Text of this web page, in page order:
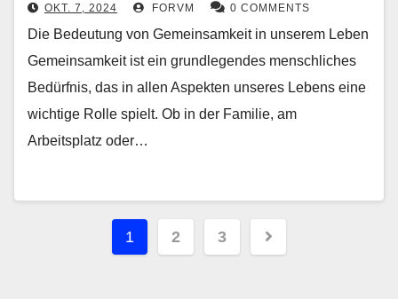
OKT. 7, 2024 FORVM 0 COMMENTS
Die Bedeutung von Gemeinsamkeit in unserem Leben
Gemeinsamkeit ist ein grundlegendes menschliches
Bedürfnis, das in allen Aspekten unseres Lebens eine
wichtige Rolle spielt. Ob in der Familie, am
Arbeitsplatz oder…
Seitennummerierung
1 2 3